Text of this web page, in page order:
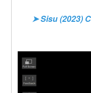
➤ Sisu (2023)